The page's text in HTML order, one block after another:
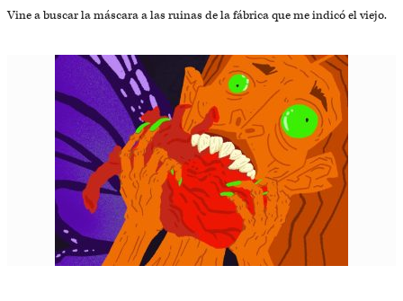
Vine a buscar la máscara a las ruinas de la fábrica que me indicó el viejo.